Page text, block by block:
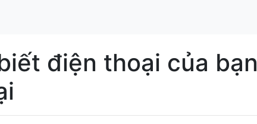
điện thoại của bạn